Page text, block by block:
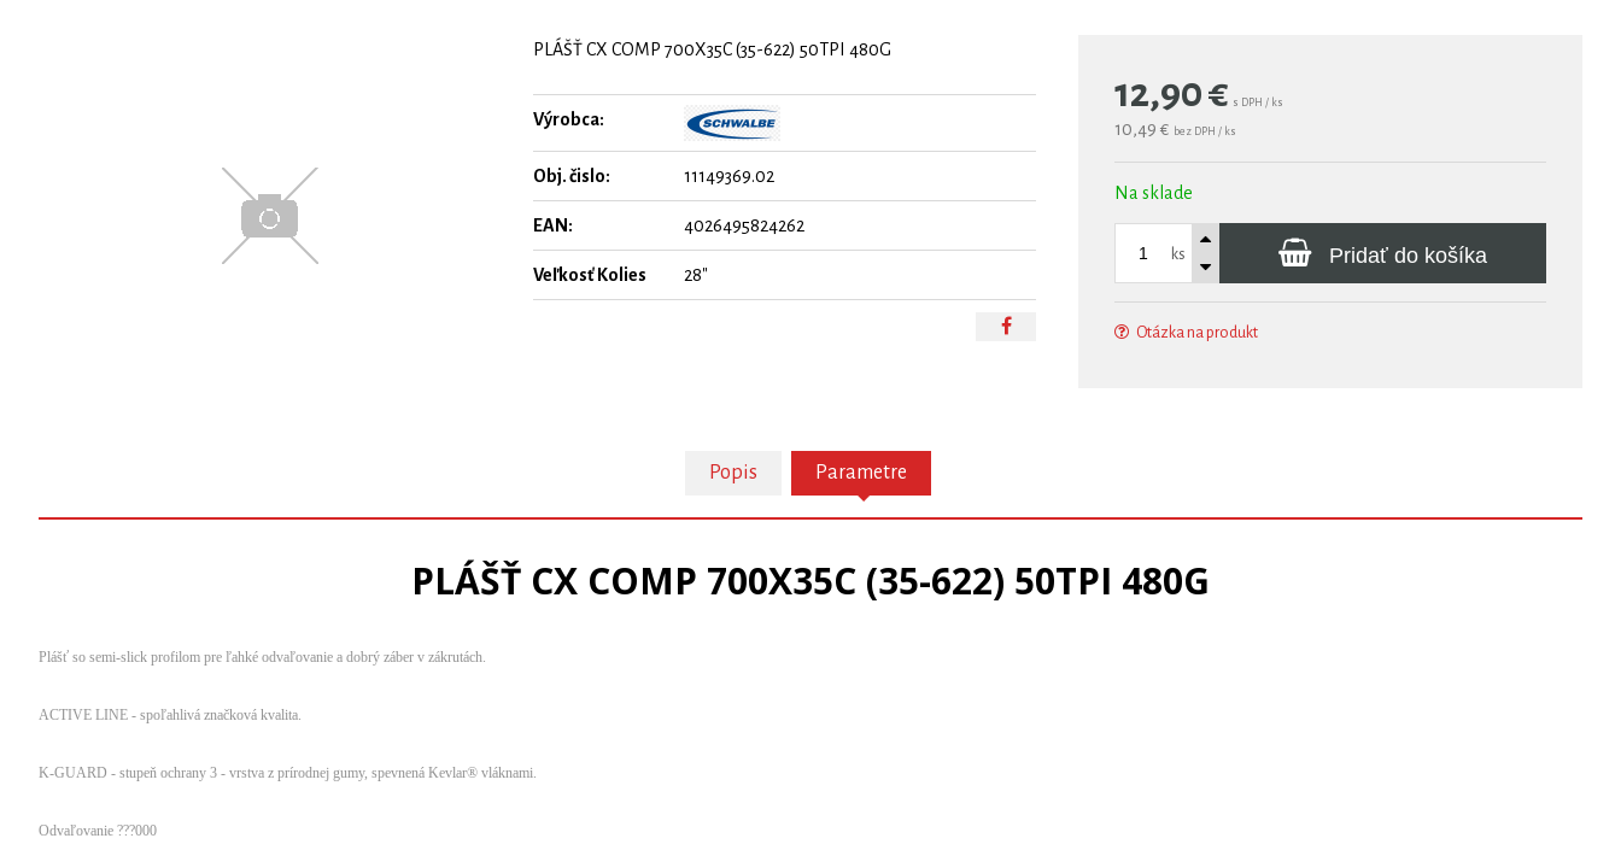
12,90€ s DPH / ks
10,49 € bez DPH / ks
Na sklade
ks Pridať do košíka
Otázka na produkt
PLÁŠŤ CX COMP 700X35C (35-622) 50TPI 480G
Výrobca:
Obj. čislo: 11149369.02
EAN: 4026495824262
Veľkosť Kolies 28"
Popis Parametre
PLÁŠŤ CX COMP 700X35C (35-622) 50TPI 480G
Plášť so semi-slick profilom pre ľahké odvaľovanie a dobrý záber v zákrutách.
ACTIVE LINE - spoľahlivá značková kvalita.
K-GUARD - stupeň ochrany 3 - vrstva z prírodnej gumy, spevnená Kevlar® vláknami.
Odvaľovanie ???000